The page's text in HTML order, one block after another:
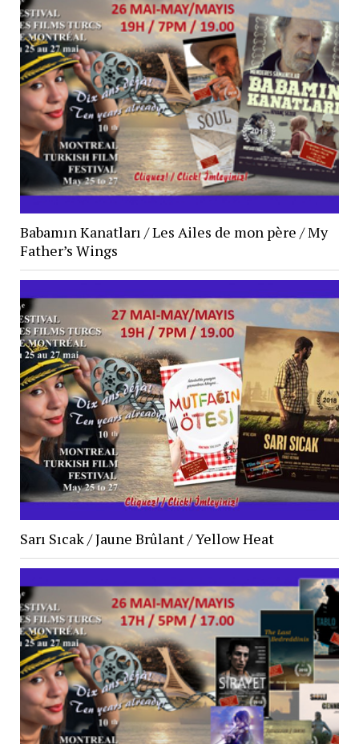
Babamın Kanatları / Les Ailes de mon père / My
Father’s Wings
Sarı Sıcak / Jaune Brûlant / Yellow Heat